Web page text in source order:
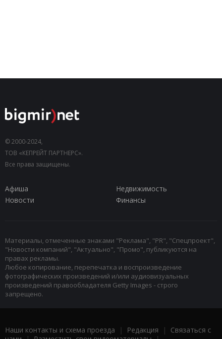
© 2000-2024,
ТОВ «КЕПРЕЙТ ПАРТНЕРС».
Все права защищены.
Афиша
Недвижимость
Новости
Финансы
Материалы, отмеченные знаками "Реклама", "PR", "Спецпроект",
"Новости компаний", "Актуально", "Промо", публикуются на
правах рекламы.
Любое копирование, перепечатка и воспроизведение
фотографических произведений и/или аудиовизуальных
произведений правообладателя Getty Images - строго
запрещено.
Наши контакты и схема проезда | Редакция | Связаться с